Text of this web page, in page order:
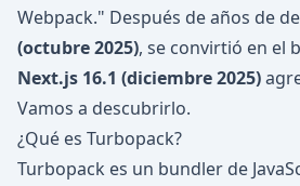
Webpack." Después de años de
(octubre 2025), se convirtió en el
Next.js 16.1 (diciembre 2025)
Vamos a descubrirlo.
¿Qué es Turbopack?
Turbopack es un bundler de